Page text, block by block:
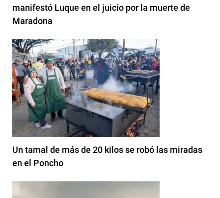
manifestó Luque en el juicio por la muerte de
Maradona
Un tamal de más de 20 kilos se robó las miradas
en el Poncho